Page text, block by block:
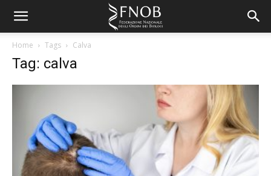
Home Tags Calva
Tag: calva